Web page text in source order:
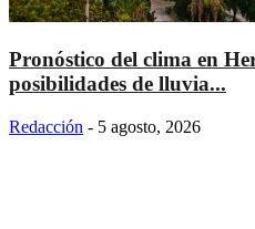
Pronóstico del clima en
posibilidades de lluvia...
Redacción - 5 agosto, 2026